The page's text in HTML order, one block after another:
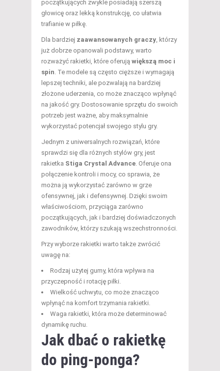
początkujących zwykle posiadają szerszą
głowicę oraz lekką konstrukcję, co ułatwia
trafianie w piłkę.
Dla bardziej zaawansowanych graczy , którzy
już dobrze opanowali podstawy, warto
rozważyć rakietki, które oferują większą moc i
spin . Te modele są często cięższe i wymagają
lepszej techniki, ale pozwalają na bardziej
złożone uderzenia, co może znacząco wpłynąć
na jakość gry. Dostosowanie sprzętu do swoich
potrzeb jest ważne, aby maksymalnie
wykorzystać potencjał swojego stylu gry.
Jednym z uniwersalnych rozwiązań, które
sprawdzi się dla różnych stylów gry, jest
rakietka Stiga Crystal Advance . Oferuje ona
połączenie kontroli i mocy, co sprawia, że
można ją wykorzystać zarówno w grze
ofensywnej, jak i defensywnej. Dzięki swoim
właściwościom, przyciąga zarówno
początkujących, jak i bardziej doświadczonych
zawodników, którzy szukają wszechstronności.
Przy wyborze rakietki warto także zwrócić
uwagę na:
Rodzaj użytej gumy, która wpływa na
przyczepność i rotację piłki.
Wielkość uchwytu, co może znacząco
wpłynąć na komfort trzymania rakietki.
Waga rakietki, która może determinować
dynamikę ruchu.
Jak dbać o rakietkę
do ping-ponga?